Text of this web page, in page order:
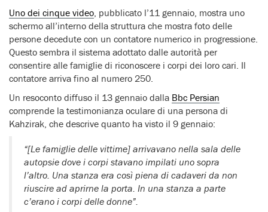
Uno dei cinque video , pubblicato l’11 gennaio, mostra uno
schermo all’interno della struttura che mostra foto delle
persone decedute con un contatore numerico in progressione.
Questo sembra il sistema adottato dalle autorità per
consentire alle famiglie di riconoscere i corpi dei loro cari. Il
contatore arriva fino al numero 250.
Un resoconto diffuso il 13 gennaio dalla Bbc Persian
comprende la testimonianza oculare di una persona di
Kahzirak, che descrive quanto ha visto il 9 gennaio:
“[Le famiglie delle vittime] arrivavano nella sala delle
autopsie dove i corpi stavano impilati uno sopra
l’altro. Una stanza era così piena di cadaveri da non
riuscire ad aprirne la porta. In una stanza a parte
c’erano i corpi delle donne”.